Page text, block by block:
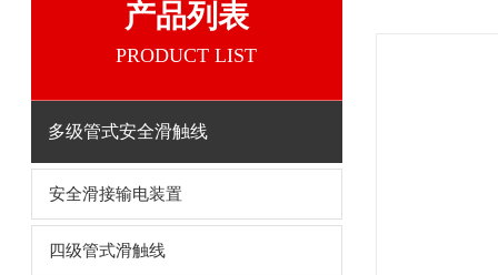
产品列表
PRODUCT LIST
多级管式安全滑触线
安全滑接输电装置
四级管式滑触线